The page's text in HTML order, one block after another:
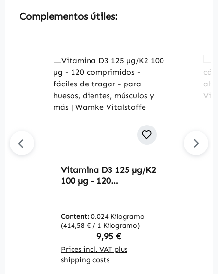
Skip product gallery
Complementos útiles:
Vitamina D3 125 µg/K2
100 µg - 120
huesos, dientes,
músculos y más |
Warnke Vitalstoffe
Content: 0.024 Kilogramo
(414,58 € / 1 Kilogramo)
Regular price:
9,95 €
Prices incl. VAT plus
shipping costs